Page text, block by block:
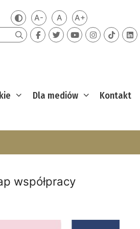
Zmień kontrast
A-Mniejsza czcionka
ADomyślna czcionka
A+Większa
Szukaj
Dla mediów Kontakt
współpracy